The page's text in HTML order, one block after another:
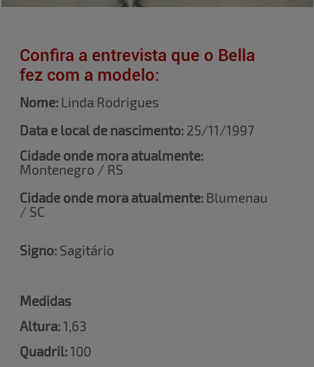
Confira a entrevista que o Bella
fez com a modelo:
Nome: Linda Rodrigues
Data e local de nascimento: 25/11/1997
Cidade onde mora atualmente:
Montenegro / RS
Cidade onde mora atualmente: Blumenau
/ SC
Signo: Sagitário
Medidas
Altura:1,63
Quadril:100